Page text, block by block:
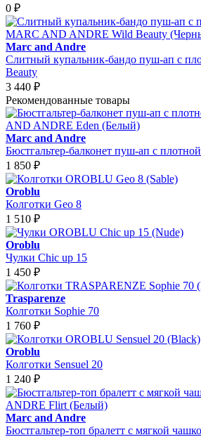
0 ₽
Marc and Andre
Слитный купальник-бандо пуш-ап с
Beauty
3 440 ₽
Рекомендованные товары
Marc and Andre
Бюстгальтер-балконет пуш-ап с
1 850 ₽
Oroblu
Колготки Geo 8
1 510 ₽
Oroblu
Чулки Chic up 15
1 450 ₽
Trasparenze
Колготки Sophie 70
1 760 ₽
Oroblu
Колготки Sensuel 20
1 240 ₽
Marc and Andre
Бюстгальтер-топ бралетт с мягкой